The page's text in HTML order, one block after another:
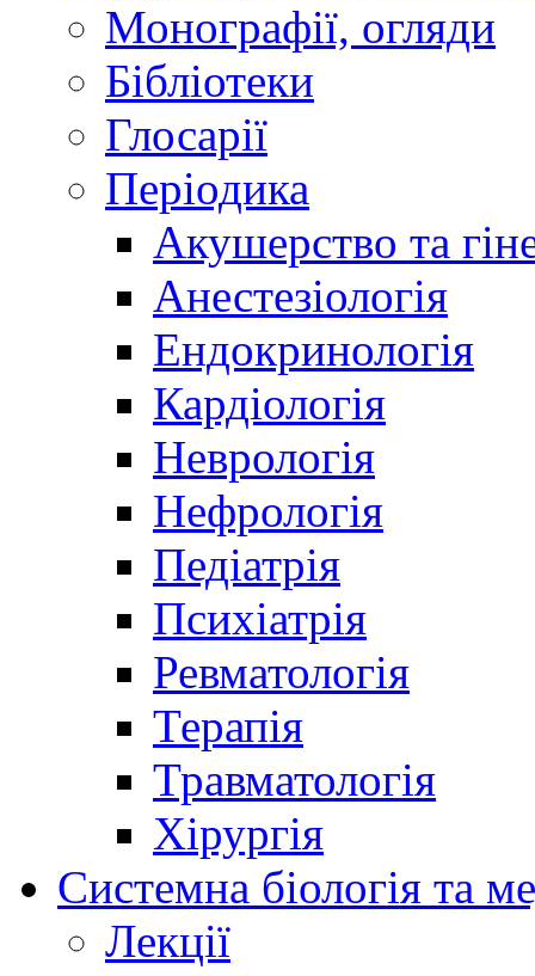
Монографії, огляди
Бібліотеки
Глосарії
Періодика
Акушерство та
Анестезіологія
Ендокринологія
Кардіологія
Неврологія
Нефрологія
Педіатрія
Психіатрія
Ревматологія
Терапія
Травматологія
Хірургія
Системна біологія та
Лекції